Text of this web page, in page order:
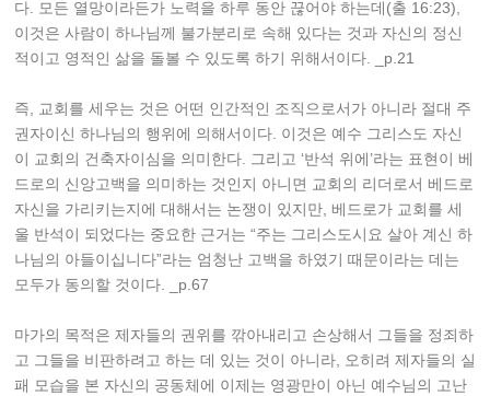
다. 모든 열망이라든가 노력을 하루 동안 끊어야 하는데(출 16:23),
이것은 사람이 하나님께 불가분리로 속해 있다는 것과 자신의 정신
적이고 영적인 삶을 돌볼 수 있도록 하기 위해서이다. _p.21
즉, 교회를 세우는 것은 어떤 인간적인 조직으로서가 아니라 절대 주
권자이신 하나님의 행위에 의해서이다. 이것은 예수 그리스도 자신
이 교회의 건축자이심을 의미한다. 그리고 ‘반석 위에’라는 표현이 베
드로의 신앙고백을 의미하는 것인지 아니면 교회의 리더로서 베드로
자신을 가리키는지에 대해서는 논쟁이 있지만, 베드로가 교회를 세
울 반석이 되었다는 중요한 근거는 “주는 그리스도시요 살아 계신 하
나님의 아들이십니다”라는 엄청난 고백을 하였기 때문이라는 데는
모두가 동의할 것이다. _p.67
마가의 목적은 제자들의 권위를 깎아내리고 손상해서 그들을 정죄하
고 그들을 비판하려고 하는 데 있는 것이 아니라, 오히려 제자들의 실
패 모습을 본 자신의 공동체에 이제는 영광만이 아닌 예수님의 고난